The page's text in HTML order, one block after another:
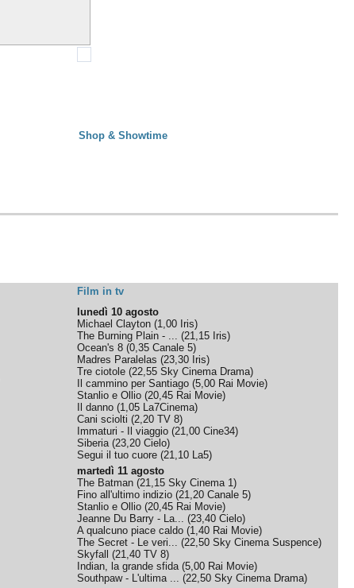
Shop & Showtime
Film in tv
lunedì 10 agosto
Michael Clayton (1,00 Iris)
The Burning Plain - ... (21,15 Iris)
Ocean's 8 (0,35 Canale 5)
Madres Paralelas (23,30 Iris)
Tre ciotole (22,55 Sky Cinema Drama)
Il cammino per Santiago (5,00 Rai Movie)
Stanlio e Ollio (20,45 Rai Movie)
Il danno (1,05 La7Cinema)
Cani sciolti (2,20 TV 8)
Immaturi - Il viaggio (21,00 Cine34)
Siberia(23,20 Cielo)
Segui il tuo cuore (21,10 La5)
martedì 11 agosto
The Batman (21,15 Sky Cinema 1)
Fino all'ultimo indizio (21,20 Canale 5)
Stanlio e Ollio (20,45 Rai Movie)
Jeanne Du Barry - La... (23,40 Cielo)
A qualcuno piace caldo (1,40 Rai Movie)
The Secret - Le veri... (22,50 Sky Cinema Suspence)
Skyfall (21,40 TV 8)
Indian, la grande sfida(5,00 Rai Movie)
Southpaw - L'ultima ... (22,50 Sky Cinema Drama)